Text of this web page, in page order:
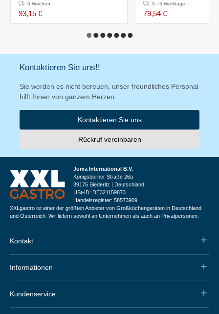
5 Wochen
93,15 €
3 - 5 Werktage
79,54 €
Kontaktieren Sie uns!!
Sie werden es nicht bereuen, unser freundliches Personal
hilft Ihnen von ganzem Herzen.
Kontaktieren Sie uns
Rückruf vereinbaren
Juma International B.V.
Königsborner Straße 26a
39175 Biederitz | Deutschland
USt-ID: DE321159873
Handelsregister: 58573909
XXLgastro ist einer der größten Anbieter von Großküchengeräten in Deutschland
und Österreich. Wir liefern sowohl an Unternehmen als auch an Privatpersonen.
Kontakt
Informationen
Kundenservice